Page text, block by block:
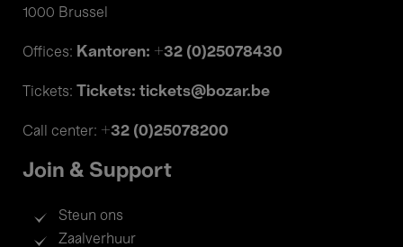
1000 Brussel
Offices: Kantoren: +32 (0)25078430
Tickets: Tickets: tickets@bozar.be
Call center: +32 (0)25078200
Join & Support
Steun ons
Zaalverhuur